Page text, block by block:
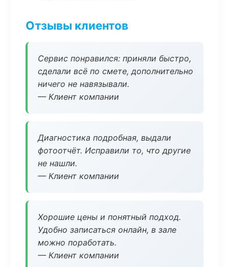
Отзывы клиентов
Сервис понравился: приняли быстро,
сделали всё по смете, дополнительно
ничего не навязывали.
— Клиент компании
Диагностика подробная, выдали
фотоотчёт. Исправили то, что другие
не нашли.
— Клиент компании
Хорошие цены и понятный подход.
Удобно записаться онлайн, в зале
можно поработать.
— Клиент компании